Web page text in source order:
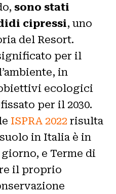
sono stati
cipressi, uno
del Resort.
per il
in
ecologici
per il 2030.
ISPRA 2022 risulta
in Italia è in
e Terme di
il proprio